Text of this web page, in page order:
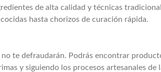
de alta calidad y técnicas
hasta chorizos de curación rápida.
no te defraudarán. Podrás encontrar
y siguiendo los procesos artesanales de